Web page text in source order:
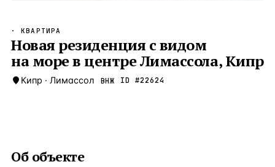
Новороссийск —Локация
Стамбул — Локация Турция · 2
Анталия
ВСЕ НАПРАВЛЕНИЯ →
· КВАРТИРА
Новая резиденция с видом
на море в центре Лимассола, Кипр
Кипр · Лимассол ВНЖ ID #22624
Об объекте